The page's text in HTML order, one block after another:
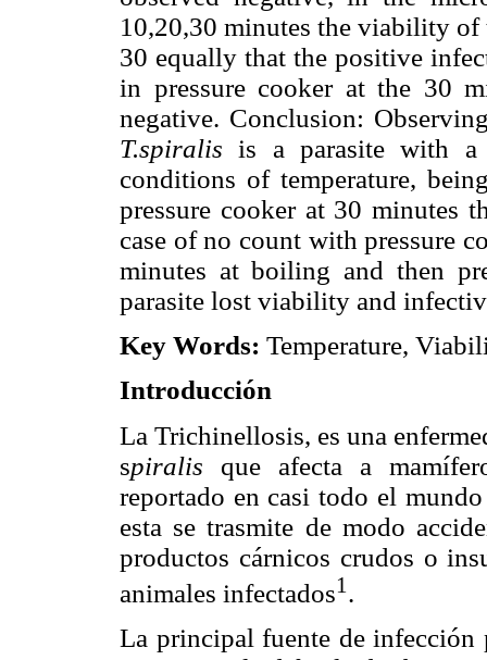
10,20,30 minutes the viability of
30 equally that the positive
in pressure cooker at the 30
negative. Conclusion:
T.spiralis is a parasite with a
conditions of temperature,
pressure cooker at 30
case of no count with pressure
minutes at boiling and then
parasite lost viability and
Key Words: Temperature,
Introducción
La Trichinellosis, es una
spiralis que afecta a
reportado en casi todo el
esta se trasmite de modo
productos cárnicos crudos o
animales infectados1 .
La principal fuente de infección